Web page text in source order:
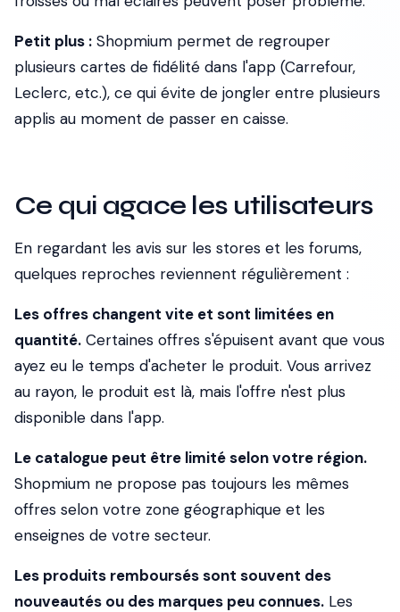
Petit plus : Shopmium permet de regrouper
plusieurs cartes de fidélité dans l'app (Carrefour,
Leclerc, etc.), ce qui évite de jongler entre plusieurs
applis au moment de passer en caisse.
Ce qui agace les utilisateurs
En regardant les avis sur les stores et les forums,
quelques reproches reviennent régulièrement :
Les offres changent vite et sont limitées en
quantité. Certaines offres s'épuisent avant que vous
ayez eu le temps d'acheter le produit. Vous arrivez
au rayon, le produit est là, mais l'offre n'est plus
disponible dans l'app.
Le catalogue peut être limité selon votre région.
Shopmium ne propose pas toujours les mêmes
offres selon votre zone géographique et les
enseignes de votre secteur.
Les produits remboursés sont souvent des
nouveautés ou des marques peu connues. Les